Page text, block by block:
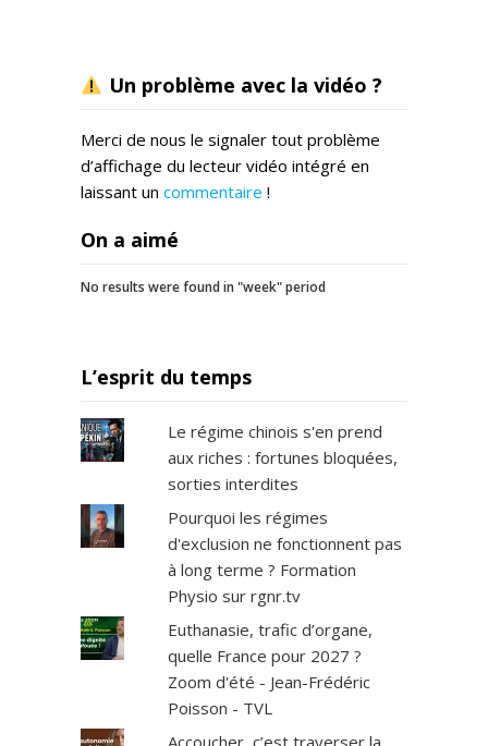
Un problème avec la vidéo ?
Merci de nous le signaler tout problème
d’affichage du lecteur vidéo intégré en
laissant un commentaire !
On a aimé
No results were found in "week" period
L’esprit du temps
Le régime chinois s'en prend
aux riches : fortunes bloquées,
sorties interdites
Pourquoi les régimes
d'exclusion ne fonctionnent pas
à long terme ? Formation
Physio sur rgnr.tv
Euthanasie, trafic d’organe,
quelle France pour 2027 ?
Zoom d'été - Jean-Frédéric
Poisson - TVL
Accoucher, c’est traverser la